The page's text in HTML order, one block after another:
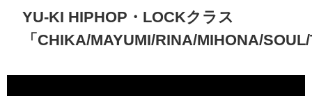
YU-KI HIPHOP・LOCKクラス
「CHIKA/MAYUMI/RINA/MIHONA/